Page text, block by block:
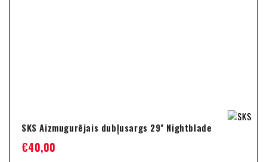
SKS Aizmugurējais dubļusargs 29'' Nightblade
€40,00